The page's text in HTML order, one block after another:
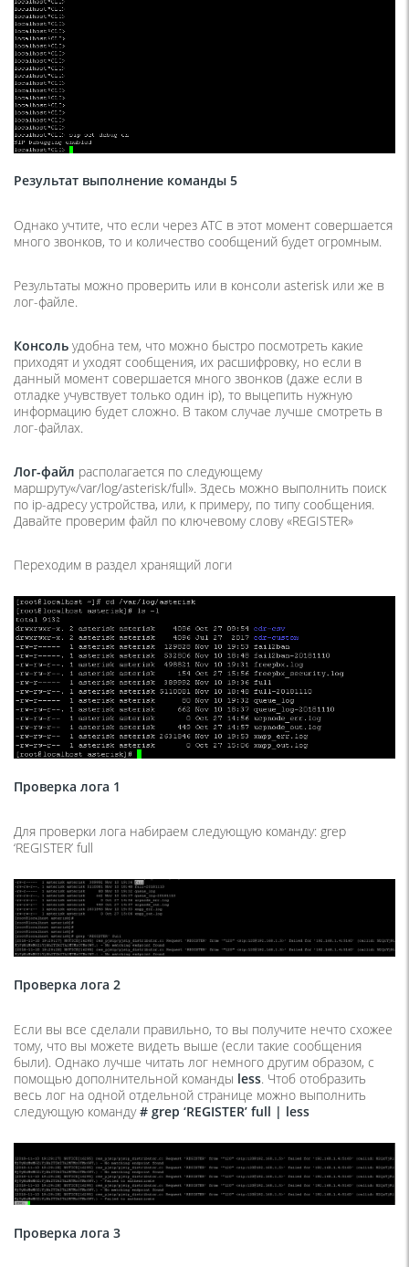
Результат выполнение команды 5
Однако учтите, что если через АТС в этот момент совершается
много звонков, то и количество сообщений будет огромным.
Результаты можно проверить или в консоли asterisk или же в
лог-файле.
Консоль удобна тем, что можно быстро посмотреть какие
приходят и уходят сообщения, их расшифровку, но если в
данный момент совершается много звонков (даже если в
отладке учувствует только один ip), то выцепить нужную
информацию будет сложно. В таком случае лучше смотреть в
лог-файлах.
Лог-файл располагается по следующему
маршруту«/var/log/asterisk/full». Здесь можно выполнить поиск
по ip-адресу устройства, или, к примеру, по типу сообщения.
Давайте проверим файл по ключевому слову «REGISTER»
Переходим в раздел хранящий логи
Проверка лога 1
Для проверки лога набираем следующую команду: grep
‘REGISTER’ full
Проверка лога 2
Если вы все сделали правильно, то вы получите нечто схожее
тому, что вы можете видеть выше (если такие сообщения
были). Однако лучше читать лог немного другим образом, с
помощью дополнительной команды less. Чтоб отобразить
весь лог на одной отдельной странице можно выполнить
следующую команду# grep ‘REGISTER’ full | less
Проверка лога 3